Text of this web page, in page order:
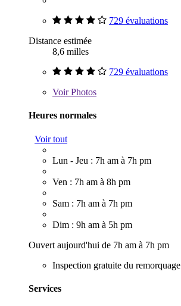
729 évaluations
Distance estimée
8,6 milles
729 évaluations
VoirPhotos
Heures normales
Voir tout
Lun - Jeu : 7h am à 7h pm
Ven : 7h am à 8h pm
Sam : 7h am à 7h pm
Dim : 9h am à 5h pm
Ouvert aujourd'hui de 7h am à 7h pm
Inspection gratuite du remorquage
Services